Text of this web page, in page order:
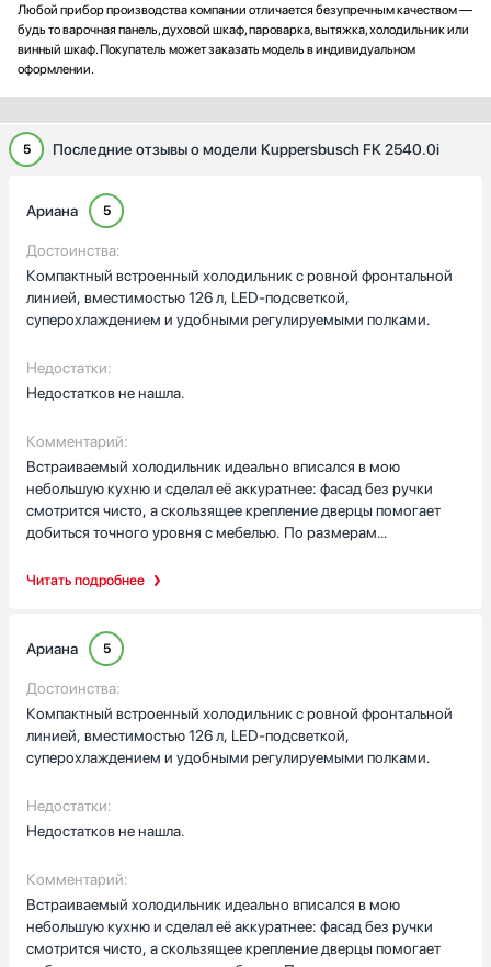
Любой прибор производства компании отличается безупречным качеством —
будь то варочная панель, духовой шкаф, пароварка, вытяжка, холодильник или
винный шкаф. Покупатель может заказать модель в индивидуальном
оформлении.
5 Последние отзывы о модели Kuppersbusch FK 2540.0i
Читать подробнее
Ариана 5
Достоинства:
Компактный встроенный холодильник с ровной фронтальной
линией, вместимостью 126 л, LED-подсветкой,
суперохлаждением и удобными регулируемыми полками.
Недостатки:
Недостатков не нашла.
Комментарий:
Встраиваемый холодильник идеально вписался в мою
небольшую кухню и сделал её аккуратнее: фасад без ручки
смотрится чисто, а скользящее крепление дверцы помогает
добиться точного уровня с мебелью. По размерам
порядок: три полки, две регулируемые, большой ящик для
высокую бутылку, а лоток для яиц всегда под рукой.
Светодиодная подсветка равномерно освещает камеру, и
утром я быстро нахожу йогурты. Управление простое —
механический поворотный регулятор понятен с первого
взгляда. Функция суперохлаждения очень выручила перед
праздником: быстро охладила напитки и торт, всё пришло в
потому что её тут нет. Для меня важно было
энергопотребление: около 114 кВт·ч в год — это приятно.
просмотру телевизора. Монтаж прошёл гладко: ниша
88×56×55,5 см подошла точно, длины шнура 2,15 м хватило
для подключения, а возможность перевешивания двери и угол
открытия в 90° помогли поставить модель в узком
Ариана 5
Достоинства:
Компактный встроенный холодильник с ровной фронтальной
линией, вместимостью 126 л, LED-подсветкой,
суперохлаждением и удобными регулируемыми полками.
Недостатки:
Недостатков не нашла.
Комментарий:
Встраиваемый холодильник идеально вписался в мою
небольшую кухню и сделал её аккуратнее: фасад без ручки
смотрится чисто, а скользящее крепление дверцы помогает